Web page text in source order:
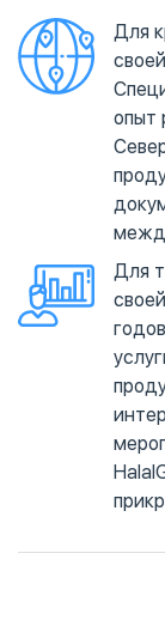
Для
опыт
Для